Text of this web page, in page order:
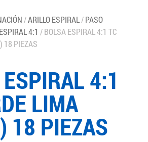
/ARILLO ESPIRAL/PASO
4:1 / BOLSA ESPIRAL 4:1 TC
18 PIEZAS
4:1
LIMA
18 PIEZAS